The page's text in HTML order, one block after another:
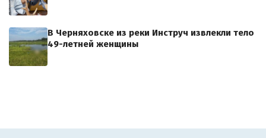
В Черняховске из реки Инструч извлекли тело
49-летней женщины